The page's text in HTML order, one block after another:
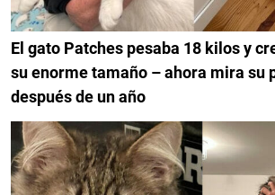
El gato Patches pesaba 18 kilos y
su enorme tamaño – ahora mira su
después de un año